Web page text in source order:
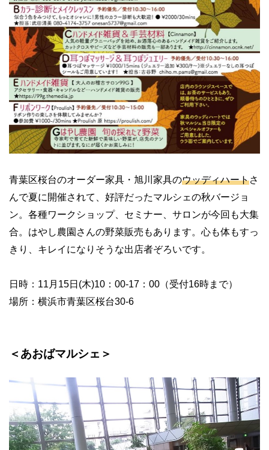
青葉区桜台のオーダー家具・旭川家具のウッディハートさ
んで夏に開催されて、好評だったマルシェの秋バージョ
ン。各種ワークショップ、セミナー、サロンが今回も大集
合。はやし農園さんの野菜販売もあります。心も体もすっ
きり、キレイになりそうな出店者ぞろいです。
日時：11月15日(木)10：00-17：00（受付16時まで）
場所：横浜市青葉区桜台30-6
＜あおばマルシェ＞